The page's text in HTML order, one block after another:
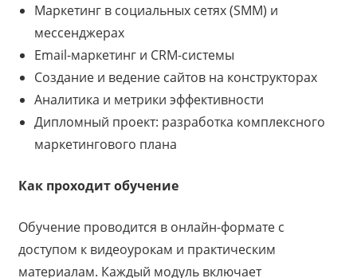
Маркетинг в социальных сетях (SMM) и
мессенджерах
Email-маркетинг и CRM-системы
Создание и ведение сайтов на конструкторах
Аналитика и метрики эффективности
Дипломный проект: разработка комплексного
маркетингового плана
Как проходит обучение
Обучение проводится в онлайн-формате с
доступом к видеоурокам и практическим
материалам. Каждый модуль включает